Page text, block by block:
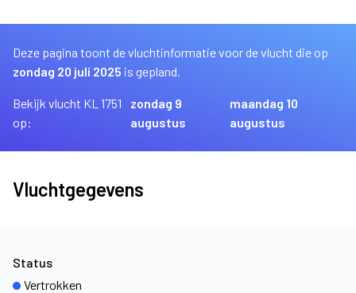
Deze pagina toont de vluchtinformatie voor de vlucht die op
zondag 20 juli 2025 is gepland.
Bekijk vlucht KL 1751
op:
zondag 9
augustus
maandag 10
augustus
Vluchtgegevens
Status
Vertrokken